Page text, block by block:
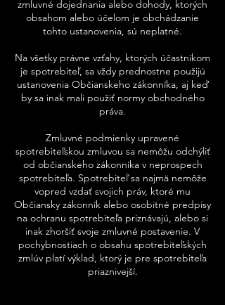
zmluvné dojednania alebo dohody, ktorých
obsahom alebo účelom je obchádzanie
tohto ustanovenia, sú neplatné.
Na všetky právne vzťahy, ktorých účastníkom
je spotrebiteľ, sa vždy prednostne použijú
ustanovenia Občianskeho zákonníka, aj keď
by sa inak mali použiť normy obchodného
práva.
Zmluvné podmienky upravené
spotrebiteľskou zmluvou sa nemôžu odchýliť
od občianskeho zákonníka v neprospech
spotrebiteľa. Spotrebiteľ sa najmä nemôže
vopred vzdať svojich práv, ktoré mu
Občiansky zákonník alebo osobitné predpisy
na ochranu spotrebiteľa priznávajú, alebo si
inak zhoršiť svoje zmluvné postavenie. V
pochybnostiach o obsahu spotrebiteľských
zmlúv platí výklad, ktorý je pre spotrebiteľa
priaznivejší.